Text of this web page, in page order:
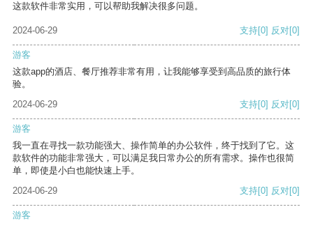
这款软件非常实用，可以帮助我解决很多问题。
2024-06-29 支持[0] 反对[0]
游客
这款app的酒店、餐厅推荐非常有用，让我能够享受到高品质的旅行体
验。
2024-06-29
支持[0] 反对[0]
游客
我一直在寻找一款功能强大、操作简单的办公软件，终于找到了它。这
款软件的功能非常强大，可以满足我日常办公的所有需求。操作也很简
单，即使是小白也能快速上手。
2024-06-29
支持[0] 反对[0]
游客